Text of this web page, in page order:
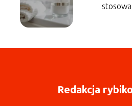
Redakcja